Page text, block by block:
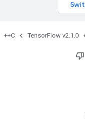
TensorFlow v2.1.0
C++